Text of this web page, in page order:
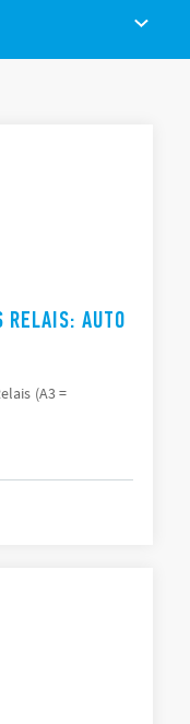
gestörter Automatik
im Störungsfall
Notbetrieb
AUTO
(A3 =